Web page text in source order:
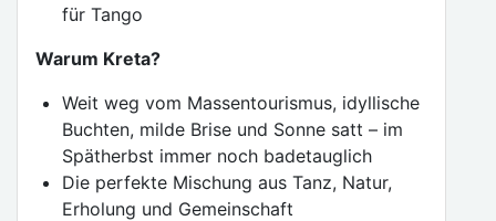
für Tango
Warum Kreta?
Weit weg vom Massentourismus, idyllische
Buchten, milde Brise und Sonne satt – im
Spätherbst immer noch badetauglich
Die perfekte Mischung aus Tanz, Natur,
Erholung und Gemeinschaft